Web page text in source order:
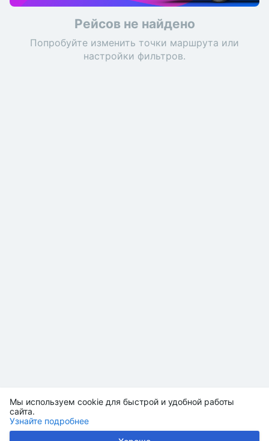
Мы используем cookie для быстрой и удобной работы
сайта.
Узнайте подробнее
Рейсов не найдено
Попробуйте изменить точки маршрута или
настройки фильтров.